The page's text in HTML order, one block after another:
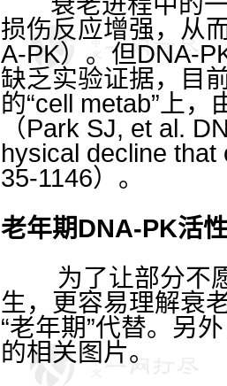
损伤反应增强，从
A-PK）。但DNA-
缺乏实验证据，目
的“cell metab”上，
（Park SJ, et al.
hysical decline
35-1146） 。
老年期DNA-PK活
为了让部分不
生，更容易理解衰
“老年期”代替。另
的相关图片。